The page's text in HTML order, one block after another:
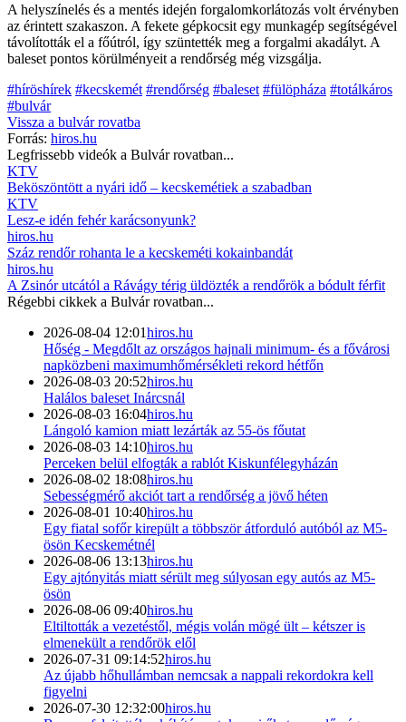
A helyszínelés és a mentés idején forgalomkorlátozás volt érvényben
az érintett szakaszon. A fekete gépkocsit egy munkagép segítségével
távolították el a főútról, így szüntették meg a forgalmi akadályt. A
baleset pontos körülményeit a rendőrség még vizsgálja.
#híröshírek #kecskemét #rendőrség #baleset #fülöpháza #totálkáros
#bulvár
Vissza a bulvárrovatba
Forrás: hiros.hu
Legfrissebb videók a Bulvárrovatban...
KTV
Beköszöntött a nyári idő – kecskemétiek a szabadban
KTV
Lesz-e idén fehér karácsonyunk?
hiros.hu
Száz rendőr rohanta le a kecskeméti kokainbandát
hiros.hu
A Zsinór utcától a Rávágy térig üldözték a rendőrök a bódult férfit
Régebbi cikkek a Bulvárrovatban...
2026-08-04 12:01hiros.hu
Hőség - Megdőlt az országos hajnali minimum- és a fővárosi
napközbeni maximumhőmérsékleti rekord hétfőn
2026-08-03 20:52hiros.hu
Halálos baleset Inárcsnál
2026-08-03 16:04hiros.hu
Lángoló kamion miatt lezárták az 55-ös főutat
2026-08-03 14:10hiros.hu
Perceken belül elfogták a rablót Kiskunfélegyházán
2026-08-02 18:08hiros.hu
Sebességmérő akciót tart a rendőrség a jövő héten
2026-08-01 10:40hiros.hu
Egy fiatal sofőr kirepült a többször átforduló autóból az M5-
ösön Kecskemétnél
2026-08-06 13:13hiros.hu
Egy ajtónyitás miatt sérült meg súlyosan egy autós az M5-
ösön
2026-08-06 09:40hiros.hu
Eltiltották a vezetéstől, mégis volán mögé ült – kétszer is
elmenekült a rendőrök elől
2026-07-31 09:14:52hiros.hu
Az újabb hőhullámban nemcsak a nappali rekordokra kell
figyelni
2026-07-30 12:32:00hiros.hu